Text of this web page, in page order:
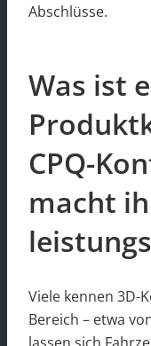
Abschlüsse.
Was ist
CPQ-
macht
Viele kennen 3D-
Bereich – etwa
lassen sich